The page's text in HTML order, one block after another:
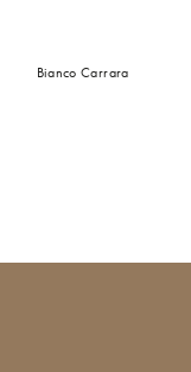
Bianco Carrara